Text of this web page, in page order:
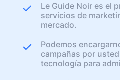
Le Guide Noir es el
servicios de
mercado.
Podemos
campañas por
tecnología para